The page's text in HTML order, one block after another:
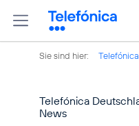
Sie sind hier:
Telefónica
News